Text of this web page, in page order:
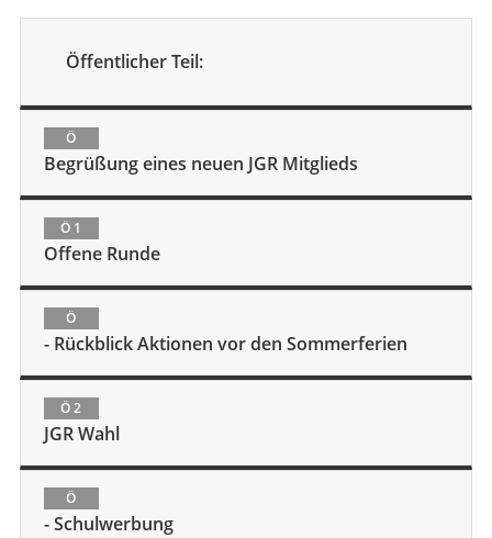
Öffentlicher Teil:
Ö
Begrüßung eines neuen JGR Mitglieds
Ö 1
Offene Runde
Ö
- Rückblick Aktionen vor den Sommerferien
Ö 2
JGR Wahl
Ö
- Schulwerbung